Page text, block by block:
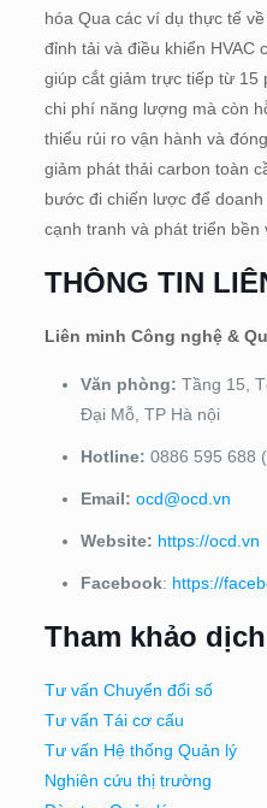
hóa Qua các ví dụ thực tế
đỉnh tải và điều khiển HVAC
giúp cắt giảm trực tiếp từ 15
chi phí năng lượng mà còn
thiểu rủi ro vận hành và
giảm phát thải carbon toàn
bước đi chiến lược để
cạnh tranh và phát triển
THÔNG TIN
Liên minh Công nghệ &
Văn phòng: Tầng 15,
Đại Mỗ, TP Hà nội
Hotline: 0886 595 688
Email: ocd@ocd.vn
Website: https://ocd.vn
Facebook: https://
Tham khảo
Tư vấn Chuyển đổi số
Tư vấn Tái cơ cấu
Tư vấn Hệ thống Quản lý
Nghiên cứu thị trường